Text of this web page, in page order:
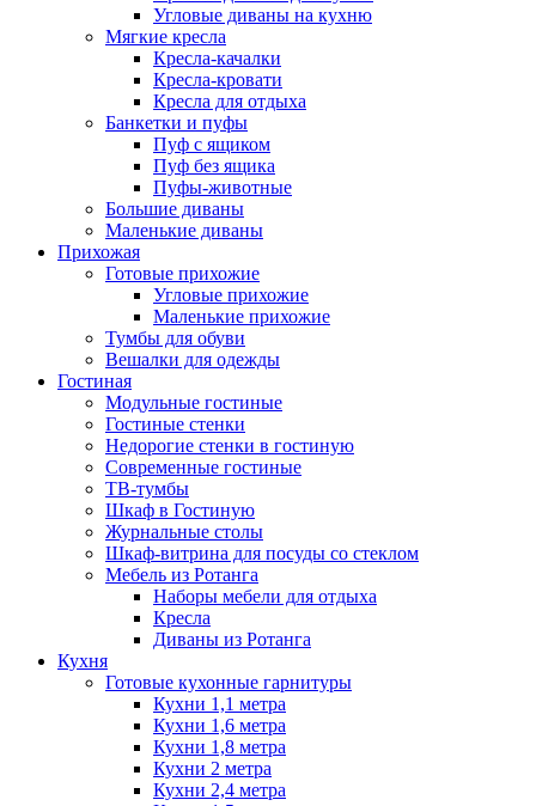
Угловые диваны на кухню
Мягкие кресла
Кресла-качалки
Кресла-кровати
Кресла для отдыха
Банкетки и пуфы
Пуф с ящиком
Пуф без ящика
Пуфы-животные
Большие диваны
Маленькие диваны
Прихожая
Готовые прихожие
Угловые прихожие
Маленькие прихожие
Тумбы для обуви
Вешалки для одежды
Гостиная
Модульные гостиные
Гостиные стенки
Недорогие стенки в гостиную
Современные гостиные
ТВ-тумбы
Шкаф в Гостиную
Журнальные столы
Шкаф-витрина для посуды со стеклом
Мебель из Ротанга
Наборы мебели для отдыха
Кресла
Диваны из Ротанга
Кухня
Готовые кухонные гарнитуры
Кухни 1,1 метра
Кухни 1,6 метра
Кухни 1,8 метра
Кухни 2 метра
Кухни 2,4 метра